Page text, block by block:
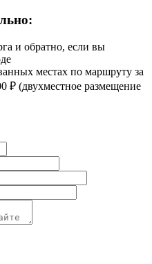
и обратно, если вы
местах по маршруту за
₽ (двухместное размещение